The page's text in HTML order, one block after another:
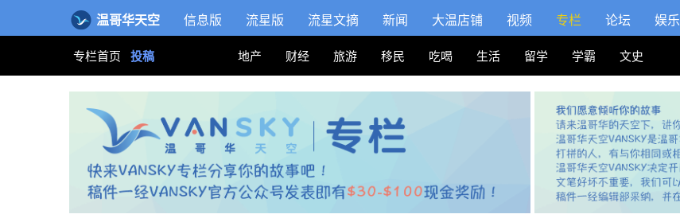
温哥华天空 信息版 流星版 流星文摘 新闻 大温店铺 视频 专栏 论坛 娱乐
专栏首页 投稿 地产 财经 旅游 移民 吃喝 生活 留学 学霸 文史